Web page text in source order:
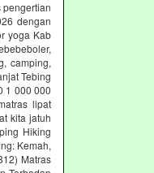
pengertian
dengan
yoga Kab
camping,
Tebing
1 000 000
lipat
kita jatuh
Hiking
Kemah,
Matras